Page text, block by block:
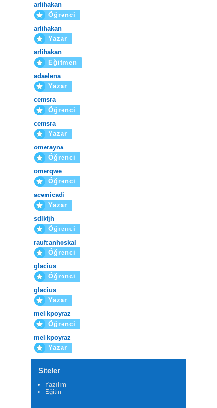
arlihakan
Öğrenci
arlihakan
Yazar
arlihakan
Eğitmen
adaelena
Yazar
cemsra
Öğrenci
cemsra
Yazar
omerayna
Öğrenci
omerqwe
Öğrenci
acemicadi
Yazar
sdlkfjh
Öğrenci
raufcanhoskal
Öğrenci
gladius
Öğrenci
gladius
Yazar
melikpoyraz
Öğrenci
melikpoyraz
Yazar
Siteler
Yazılım
Eğitim